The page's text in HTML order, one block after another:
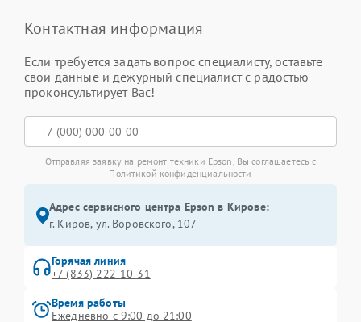
Контактная информация
Если требуется задать вопрос специалисту, оставьте
свои данные и дежурный специалист с радостью
проконсультирует Вас!
Отправляя заявку на ремонт техники Epson, Вы соглашаетесь с
Политикой конфиденциальности
Адрес сервисного центра Epson в Кирове:
г. Киров, ул. Воровского, 107
Горячая линия
+7 (833) 222-10-31
Время работы
Ежедневно с 9:00 до 21:00